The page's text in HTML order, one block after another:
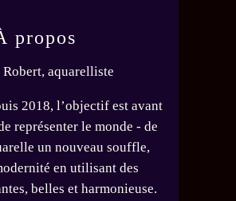
propos
2018, l’objectif est avant
représenter le monde - de
un nouveau souffle,
en utilisant des
belles et harmonieuse.